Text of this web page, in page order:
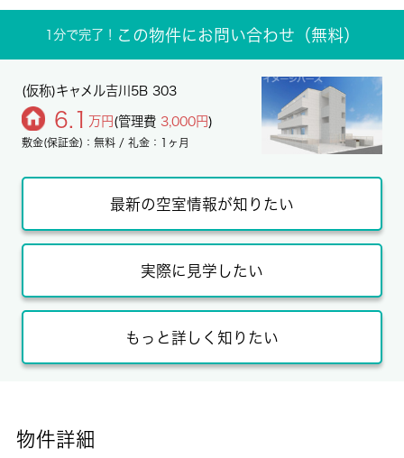
1分で完了！ この物件にお問い合わせ（無料）
(仮称)キャメル吉川5B 303
6.1 万円 (管理費 3,000円)
敷金(保証金)：無料 / 礼金：1ヶ月
最新の空室情報が知りたい
実際に見学したい
もっと詳しく知りたい
物件詳細